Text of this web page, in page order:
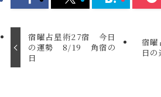
宿曜占星術27宿 今日
の運勢 8/19 角宿の
日
宿
日